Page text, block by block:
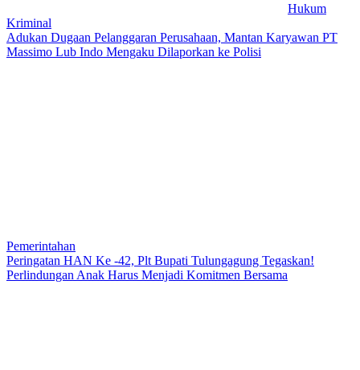
Hukum
Kriminal
Adukan Dugaan Pelanggaran Perusahaan, Mantan Karyawan PT
Massimo Lub Indo Mengaku Dilaporkan ke Polisi
Pemerintahan
Peringatan HAN Ke -42, Plt Bupati Tulungagung Tegaskan!
Perlindungan Anak Harus Menjadi Komitmen Bersama